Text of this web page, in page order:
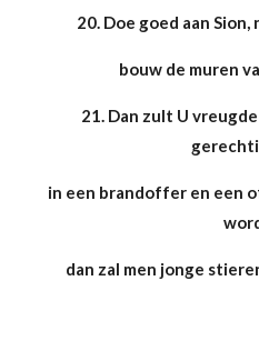
20. Doe goed aan
bouw de muren
21. Dan zult U
in een brandoffer en een
dan zal men jonge